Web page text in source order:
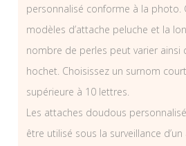
personnalisé conforme à la photo.
modèles d’attache peluche et la
nombre de perles peut varier ainsi
hochet. Choisissez un surnom
supérieure à 10 lettres.
Les attaches doudous
être utilisé sous la surveillance